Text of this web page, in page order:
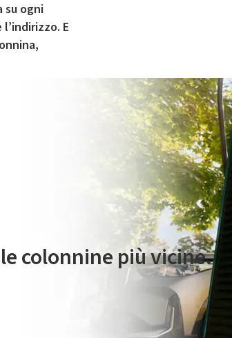
su ogni
E
elettrica è gestito da Plenitude On The Road
colonnine più vicine.